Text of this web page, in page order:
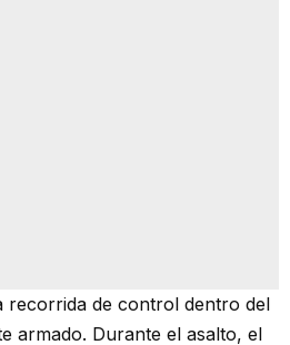
recorrida de control dentro del
armado. Durante el asalto, el